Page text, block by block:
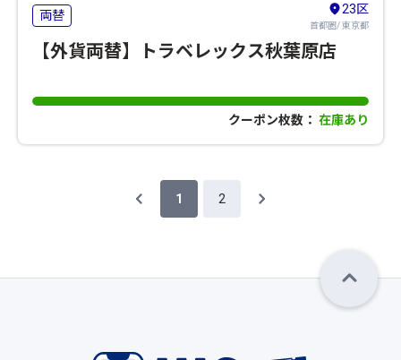
両替 23区
首都圏/ 東京都
【外貨両替】トラベレックス秋葉原店
クーポン枚数： 在庫あり
1 2